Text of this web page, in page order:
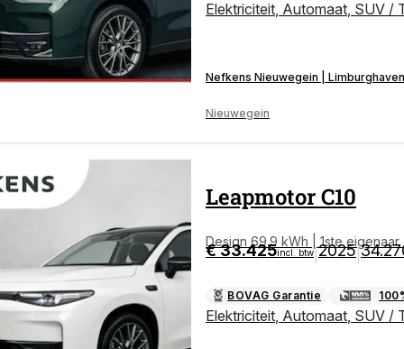
Elektriciteit Automaat SUV /
Nefkens Nieuwegein | Limburghaven
Nieuwegein
LeapmotorC10
Design 69.9 kWh | 1ste
0"LMV | AUTOMAAT
€ 33.425incl. btw|2025|
BOVAG Garantie
Elektriciteit Automaat SUV /